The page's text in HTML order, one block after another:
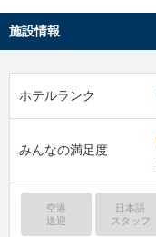
施設情報
ホテルランク
みんなの満足度
空港
送迎
日本語
スタッフ